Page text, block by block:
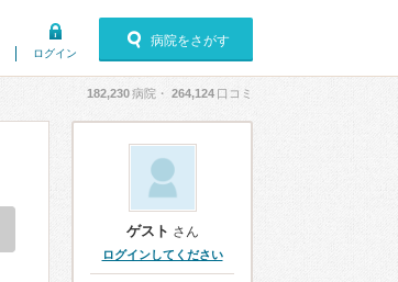
ログイン
病院をさがす
182,230病院・ 264,124 口コミ
ゲスト さん
ログインしてください